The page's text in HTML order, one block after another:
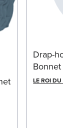
Drap-
LE ROI